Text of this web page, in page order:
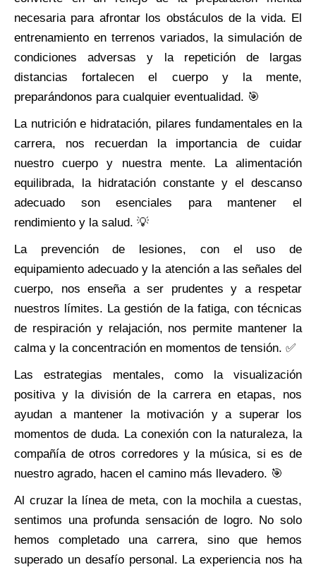
necesaria para afrontar los obstáculos de la vida. El
entrenamiento en terrenos variados, la simulación de
condiciones adversas y la repetición de largas
distancias fortalecen el cuerpo y la mente,
preparándonos para cualquier eventualidad. 🎯
La nutrición e hidratación, pilares fundamentales en la
carrera, nos recuerdan la importancia de cuidar
nuestro cuerpo y nuestra mente. La alimentación
equilibrada, la hidratación constante y el descanso
adecuado son esenciales para mantener el
rendimiento y la salud. 💡
La prevención de lesiones, con el uso de
equipamiento adecuado y la atención a las señales del
cuerpo, nos enseña a ser prudentes y a respetar
nuestros límites. La gestión de la fatiga, con técnicas
de respiración y relajación, nos permite mantener la
calma y la concentración en momentos de tensión. ✅
Las estrategias mentales, como la visualización
positiva y la división de la carrera en etapas, nos
ayudan a mantener la motivación y a superar los
momentos de duda. La conexión con la naturaleza, la
compañía de otros corredores y la música, si es de
nuestro agrado, hacen el camino más llevadero. 🎯
Al cruzar la línea de meta, con la mochila a cuestas,
sentimos una profunda sensación de logro. No solo
hemos completado una carrera, sino que hemos
superado un desafío personal. La experiencia nos ha